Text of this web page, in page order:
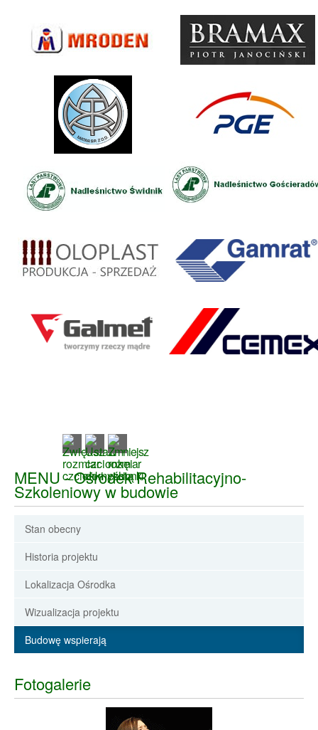
MENU - Ośrodek Rehabilitacyjno-
Szkoleniowy w budowie
Stan obecny
Historia projektu
Lokalizacja Ośrodka
Wizualizacja projektu
Budowę wspierają
Fotogalerie